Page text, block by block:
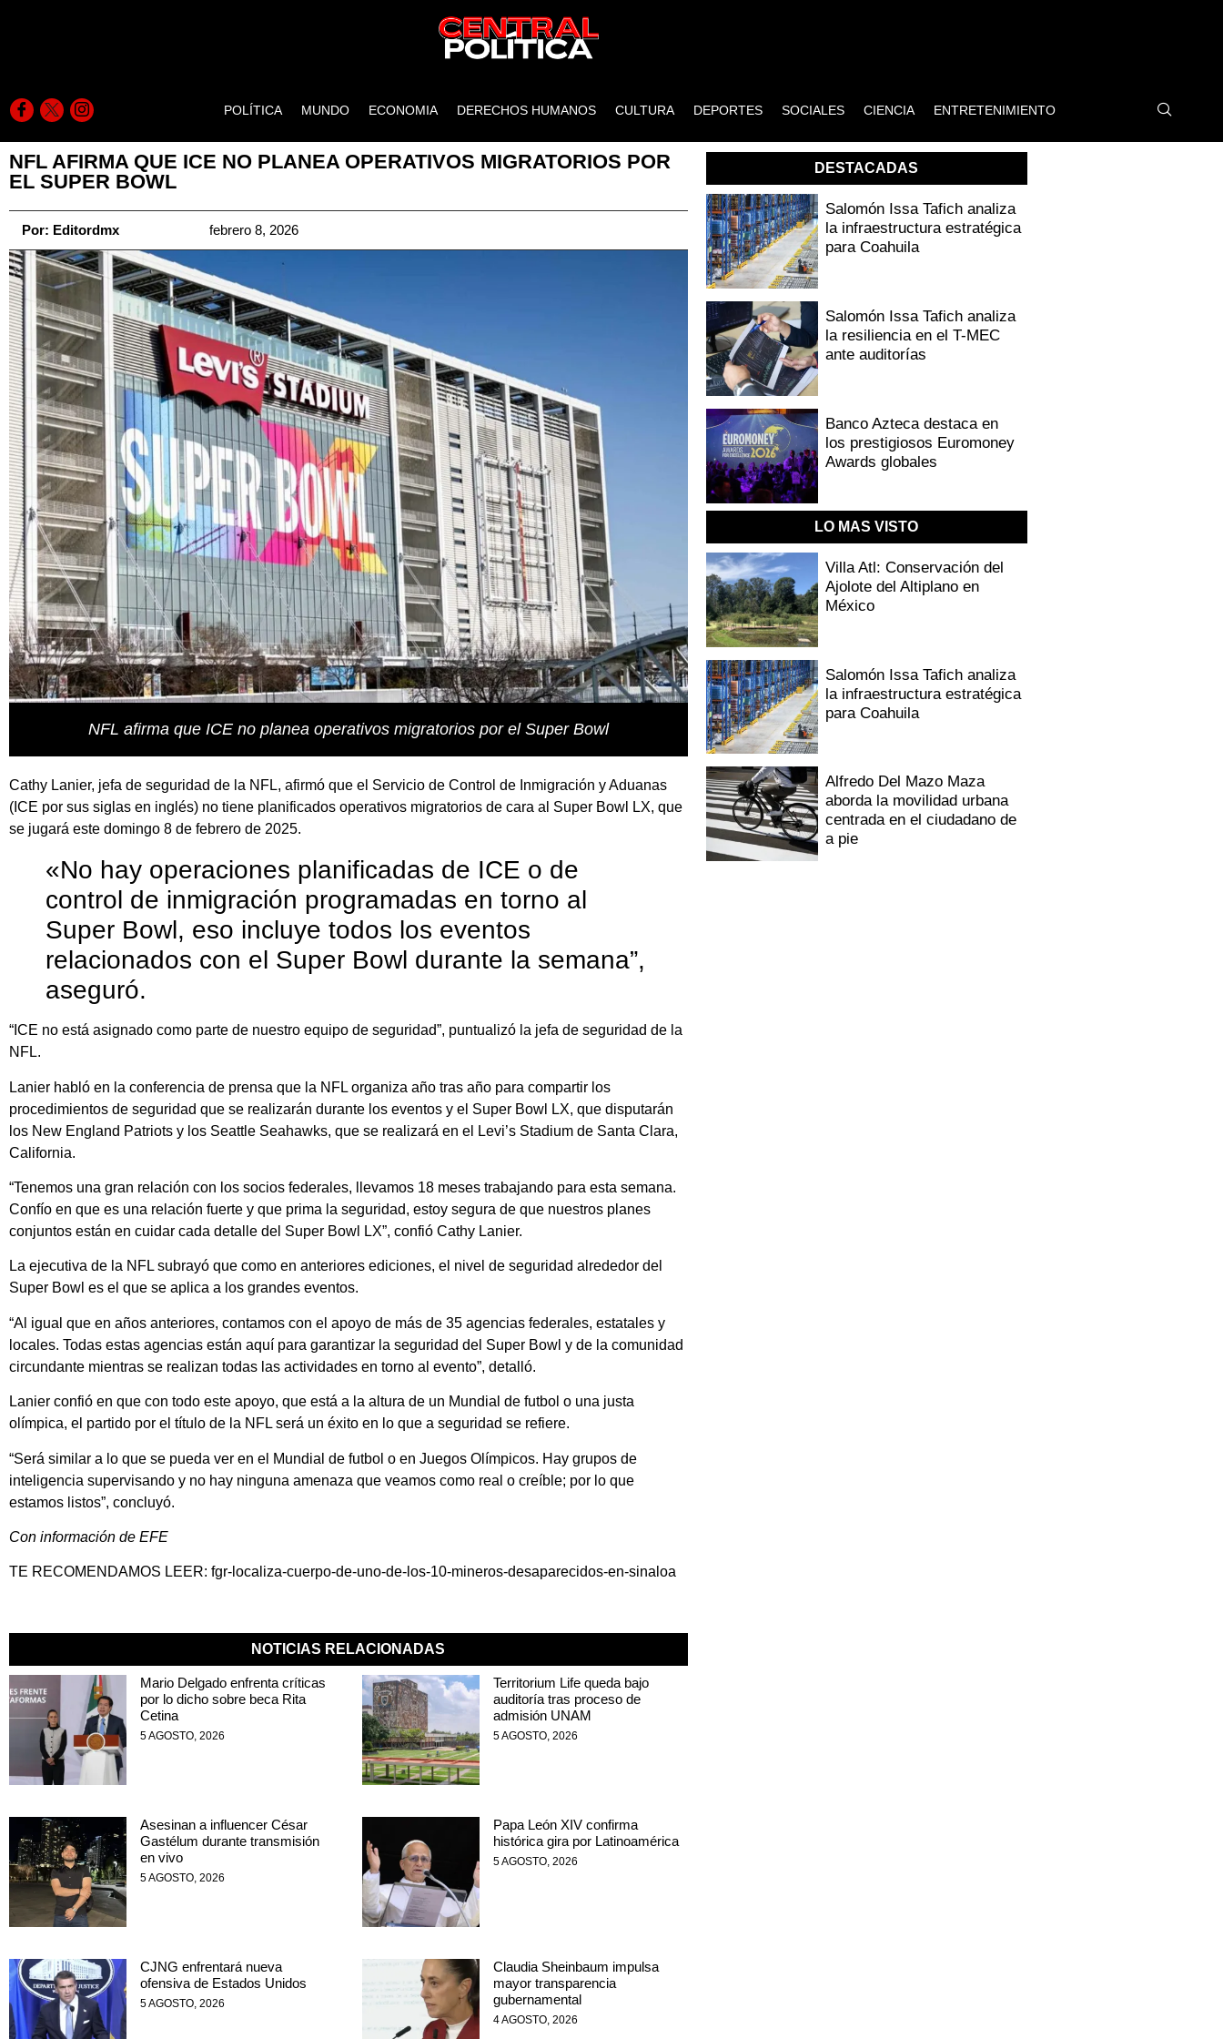
POLÍTICA MUNDO ECONOMIA DERECHOS HUMANOS CULTURA DEPORTES SOCIALES CIENCIA ENTRETENIMIENTO
NFL AFIRMA QUE ICE NO PLANEA OPERATIVOS MIGRATORIOS POR
EL SUPER BOWL
Por: Editordmx febrero 8, 2026
NFL afirma que ICE no planea operativos migratorios por el Super Bowl
Cathy Lanier, jefa de seguridad de la NFL, afirmó que el Servicio de Control de Inmigración y Aduanas
(ICE por sus siglas en inglés) no tiene planificados operativos migratorios de cara al Super Bowl LX, que
se jugará este domingo 8 de febrero de 2025.
«No hay operaciones planificadas de ICE o de
control de inmigración programadas en torno al
Super Bowl, eso incluye todos los eventos
relacionados con el Super Bowl durante la semana”,
aseguró.
“ICE no está asignado como parte de nuestro equipo de seguridad”, puntualizó la jefa de seguridad de la
NFL.
Lanier habló en la conferencia de prensa que la NFL organiza año tras año para compartir los
procedimientos de seguridad que se realizarán durante los eventos y el Super Bowl LX, que disputarán
los New England Patriots y los Seattle Seahawks, que se realizará en el Levi’s Stadium de Santa Clara,
California.
“Tenemos una gran relación con los socios federales, llevamos 18 meses trabajando para esta semana.
Confío en que es una relación fuerte y que prima la seguridad, estoy segura de que nuestros planes
conjuntos están en cuidar cada detalle del Super Bowl LX”, confió Cathy Lanier.
La ejecutiva de la NFL subrayó que como en anteriores ediciones, el nivel de seguridad alrededor del
Super Bowl es el que se aplica a los grandes eventos.
“Al igual que en años anteriores, contamos con el apoyo de más de 35 agencias federales, estatales y
locales. Todas estas agencias están aquí para garantizar la seguridad del Super Bowl y de la comunidad
circundante mientras se realizan todas las actividades en torno al evento”, detalló.
Lanier confió en que con todo este apoyo, que está a la altura de un Mundial de futbol o una justa
olímpica, el partido por el título de la NFL será un éxito en lo que a seguridad se refiere.
“Será similar a lo que se pueda ver en el Mundial de futbol o en Juegos Olímpicos. Hay grupos de
inteligencia supervisando y no hay ninguna amenaza que veamos como real o creíble; por lo que
estamos listos”, concluyó.
Con información de EFE
TE RECOMENDAMOS LEER: fgr-localiza-cuerpo-de-uno-de-los-10-mineros-desaparecidos-en-sinaloa
NOTICIAS RELACIONADAS
Mario Delgado enfrenta críticas
por lo dicho sobre beca Rita
Cetina
5 AGOSTO, 2026
Territorium Life queda bajo
auditoría tras proceso de
admisión UNAM
5 AGOSTO, 2026
Asesinan a influencer César
Gastélum durante transmisión
en vivo
5 AGOSTO, 2026
Papa León XIV confirma
histórica gira por Latinoamérica
5 AGOSTO, 2026
CJNG enfrentará nueva
ofensiva de Estados Unidos
5 AGOSTO, 2026
Claudia Sheinbaum impulsa
mayor transparencia
gubernamental
4 AGOSTO, 2026
DESTACADAS
Salomón Issa Tafich analiza
la infraestructura estratégica
para Coahuila
Salomón Issa Tafich analiza
la resiliencia en el T-MEC
ante auditorías
Banco Azteca destaca en
los prestigiosos Euromoney
Awards globales
LO MAS VISTO
Villa Atl: Conservación del
Ajolote del Altiplano en
México
Salomón Issa Tafich analiza
la infraestructura estratégica
para Coahuila
Alfredo Del Mazo Maza
aborda la movilidad urbana
centrada en el ciudadano de
a pie